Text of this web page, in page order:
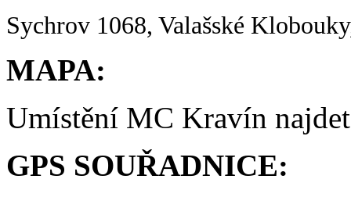
Sychrov 1068, Valašské
MAPA:
Umístění MC Kravín
GPS SOUŘADNICE: